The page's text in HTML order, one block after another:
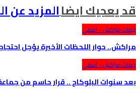
قد يعجبك ايضاالمزيد عن
جهات مراكش - اسفي
مراكش.. حوار اللحظات الأخيرة يؤجل
جهات مراكش - اسفي
بعد سنوات البلوكاج .. قرار حاسم من